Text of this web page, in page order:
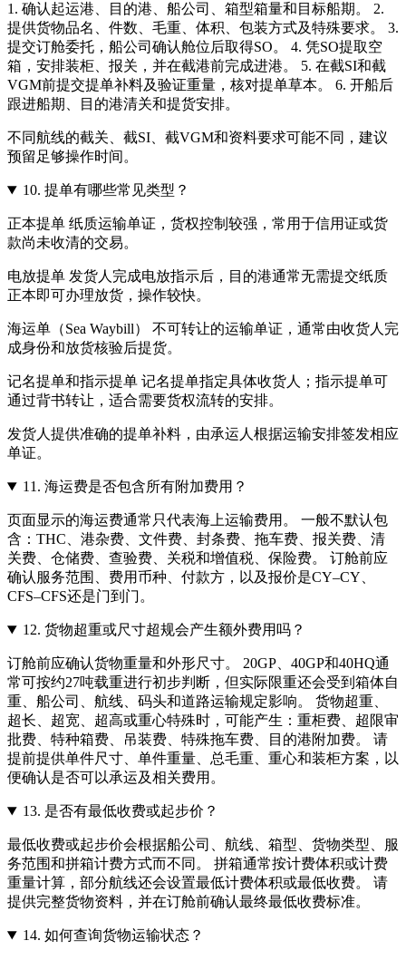
1. 确认起运港、目的港、船公司、箱型箱量和目标船期。 2.
提供货物品名、件数、毛重、体积、包装方式及特殊要求。 3.
提交订舱委托，船公司确认舱位后取得SO。 4. 凭SO提取空
箱，安排装柜、报关，并在截港前完成进港。 5. 在截SI和截
VGM前提交提单补料及验证重量，核对提单草本。 6. 开船后
跟进船期、目的港清关和提货安排。
不同航线的截关、截SI、截VGM和资料要求可能不同，建议
预留足够操作时间。
10. 提单有哪些常见类型？
正本提单 纸质运输单证，货权控制较强，常用于信用证或货
款尚未收清的交易。
电放提单 发货人完成电放指示后，目的港通常无需提交纸质
正本即可办理放货，操作较快。
海运单（Sea Waybill） 不可转让的运输单证，通常由收货人完
成身份和放货核验后提货。
记名提单和指示提单 记名提单指定具体收货人；指示提单可
通过背书转让，适合需要货权流转的安排。
发货人提供准确的提单补料，由承运人根据运输安排签发相应
单证。
11. 海运费是否包含所有附加费用？
页面显示的海运费通常只代表海上运输费用。 一般不默认包
含：THC、港杂费、文件费、封条费、拖车费、报关费、清
关费、仓储费、查验费、关税和增值税、保险费。 订舱前应
确认服务范围、费用币种、付款方，以及报价是CY–CY、
CFS–CFS还是门到门。
12. 货物超重或尺寸超规会产生额外费用吗？
订舱前应确认货物重量和外形尺寸。 20GP、40GP和40HQ通
常可按约27吨载重进行初步判断，但实际限重还会受到箱体自
重、船公司、航线、码头和道路运输规定影响。 货物超重、
超长、超宽、超高或重心特殊时，可能产生：重柜费、超限审
批费、特种箱费、吊装费、特殊拖车费、目的港附加费。 请
提前提供单件尺寸、单件重量、总毛重、重心和装柜方案，以
便确认是否可以承运及相关费用。
13. 是否有最低收费或起步价？
最低收费或起步价会根据船公司、航线、箱型、货物类型、服
务范围和拼箱计费方式而不同。 拼箱通常按计费体积或计费
重量计算，部分航线还会设置最低计费体积或最低收费。 请
提供完整货物资料，并在订舱前确认最终最低收费标准。
14. 如何查询货物运输状态？